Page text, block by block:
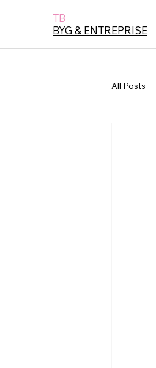
TB
BYG & ENTREPRISE
All Posts